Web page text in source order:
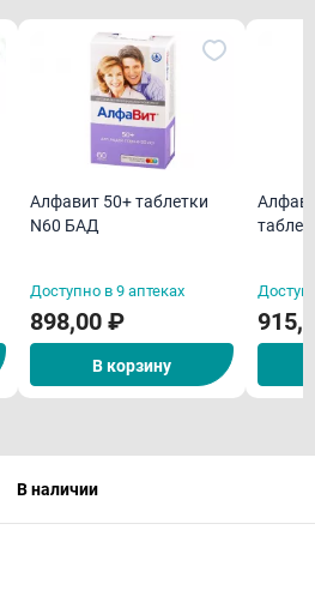
Алфавит 50+ таблетки
N60 БАД
Доступно в 9 аптеках
898,00 ₽
В корзину
В наличии